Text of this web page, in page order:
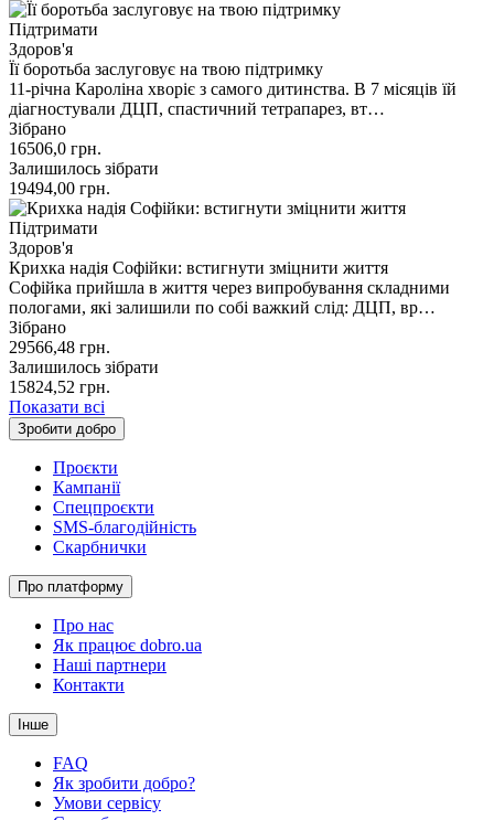
Підтримати
Здоров'я
Її боротьба заслуговує на твою підтримку
11-річна Кароліна хворіє з самого дитинства. В 7 місяців їй
діагностували ДЦП, спастичний тетрапарез, вт…
Зібрано
16506,0 грн.
Залишилось зібрати
19494,00 грн.
Підтримати
Здоров'я
Крихка надія Софійки: встигнути зміцнити життя
Софійка прийшла в життя через випробування складними
пологами, які залишили по собі важкий слід: ДЦП, вр…
Зібрано
29566,48 грн.
Залишилось зібрати
15824,52 грн.
Показати всі
Зробити добро
Проєкти
Кампанії
Спецпроєкти
SMS-благодійність
Скарбнички
Про платформу
Про нас
Як працює dobro.ua
Наші партнери
Контакти
Інше
FAQ
Як зробити добро?
Умови сервісу